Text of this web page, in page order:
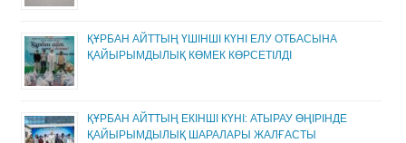
ҚҰРБАН АЙТТЫҢ ҮШІНШІ КҮНІ ЕЛУ ОТБАСЫНА
ҚАЙЫРЫМДЫЛЫҚ КӨМЕК КӨРСЕТІЛДІ
ҚҰРБАН АЙТТЫҢ ЕКІНШІ КҮНІ: АТЫРАУ ӨҢІРІНДЕ
ҚАЙЫРЫМДЫЛЫҚ ШАРАЛАРЫ ЖАЛҒАСТЫ